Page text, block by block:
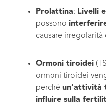
Prolattina: Livelli
possono
causare
Ormoni tiroidei
ormoni tiroidei
perché un’attività
influire sulla